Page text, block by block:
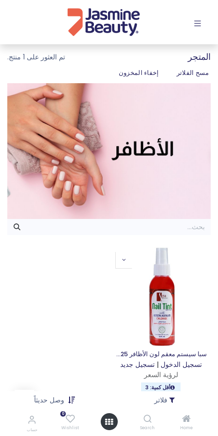
فلاتر وصل حديثاً
Home
Search
0
Wishlist حساب
المتجر تم العثور على 1 منتج.
مسح الفلاتر إخفاء المخزون
سبا سيستم معقم لون الأظافر 125مل
تسجيل الدخول |تسجيل جديد
لرؤية السعر
أقل كمية: 3